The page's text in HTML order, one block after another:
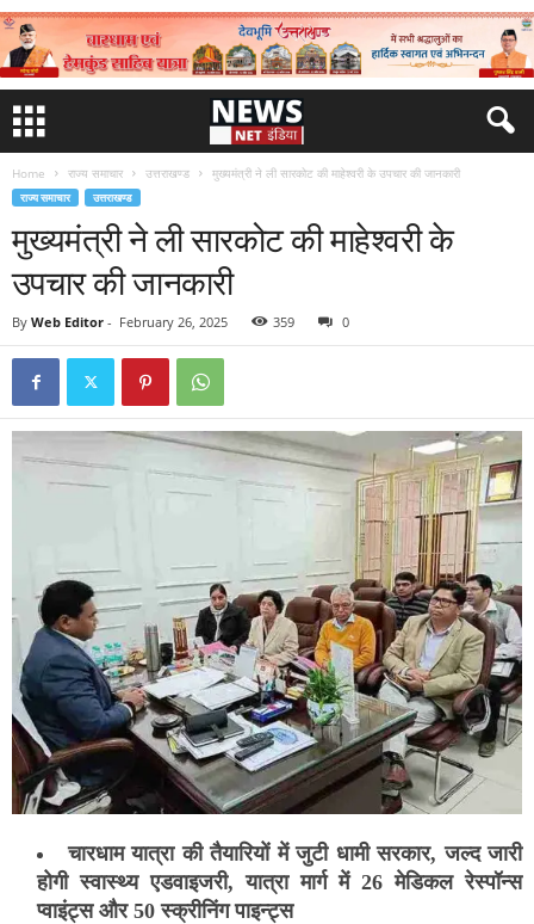
Home राज्य समाचार उत्तराखण्ड मुख्यमंत्री ने ली सारकोट की माहेश्वरी के उपचार की जानकारी
राज्य समाचार उत्तराखण्ड
मुख्यमंत्री ने ली सारकोट की माहेश्वरी के
उपचार की जानकारी
By Web Editor - February 26, 2025 359 0
चारधाम यात्रा की तैयारियों में जुटी धामी सरकार, जल्द जारी
होगी स्वास्थ्य एडवाइजरी, यात्रा मार्ग में 26 मेडिकल रेस्पॉन्स
प्वाइंट्स और 50 स्क्रीनिंग पाइन्ट्स